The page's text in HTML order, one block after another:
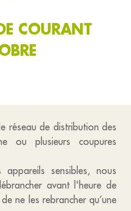
COURANT
réseau de distribution des
ou plusieurs coupures
sensibles, nous
avant l'heure de
ne les rebrancher qu’une